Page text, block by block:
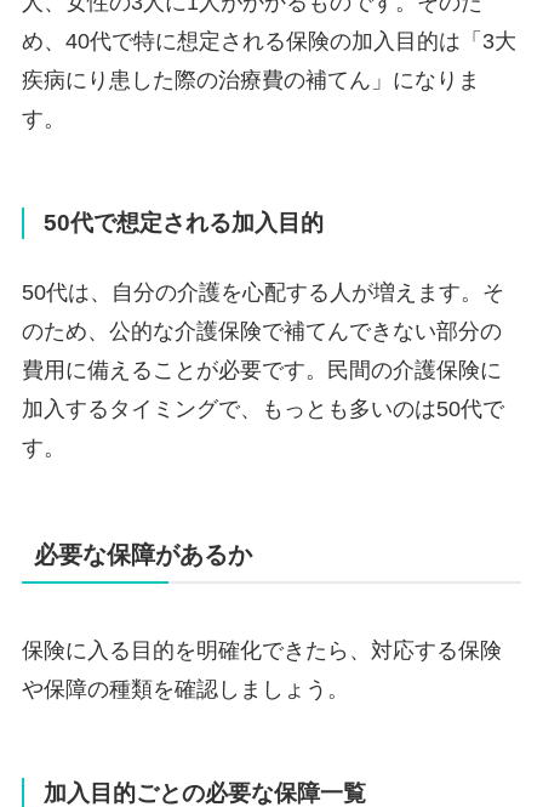
め、40代で特に想定される保険の加入目的は「3大
疾病にり患した際の治療費の補てん」になりま
す。
50代で想定される加入目的
50代は、自分の介護を心配する人が増えます。そ
のため、公的な介護保険で補てんできない部分の
費用に備えることが必要です。民間の介護保険に
加入するタイミングで、もっとも多いのは50代で
す。
必要な保障があるか
保険に入る目的を明確化できたら、対応する保険
や保障の種類を確認しましょう。
加入目的ごとの必要な保障一覧